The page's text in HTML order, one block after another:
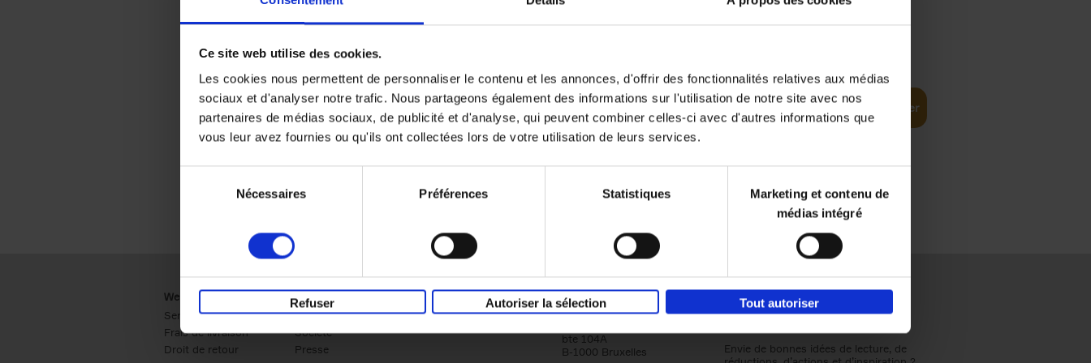
Ce site web utilise des cookies.
Les cookies nous permettent de personnaliser le contenu et les annonces, d'offrir des fonctionnalités relatives aux médias
sociaux et d'analyser notre trafic. Nous partageons également des informations sur l'utilisation de notre site avec nos
partenaires de médias sociaux, de publicité et d'analyse, qui peuvent combiner celles-ci avec d'autres informations que
vous leur avez fournies ou qu'ils ont collectées lors de votre utilisation de leurs services.
Nécessaires Préférences Statistiques
Marketing et contenu de
médias intégré
Refuser Autoriser la sélection Tout autoriser
Planning to Promoting
Clo Willaerts
Couverture souple
352 Ajouter au panier
Webshop
Service clients
Frais de livraison
Droit de retour
Business
Ventes
Société
Presse
Société
Qui sommes-nous?
Éditions Racine
Tour & Taxis
bte 104A
B-1000 Bruxelles
Envie de bonnes idées de lecture, de